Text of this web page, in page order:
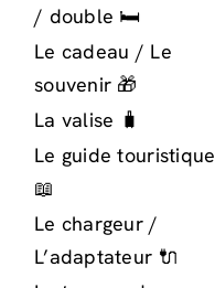
/ double 🛏️
Le cadeau / Le
souvenir 🎁
La valise 🧳
Le guide touristique
📖
Le chargeur /
L’adaptateur 🔌